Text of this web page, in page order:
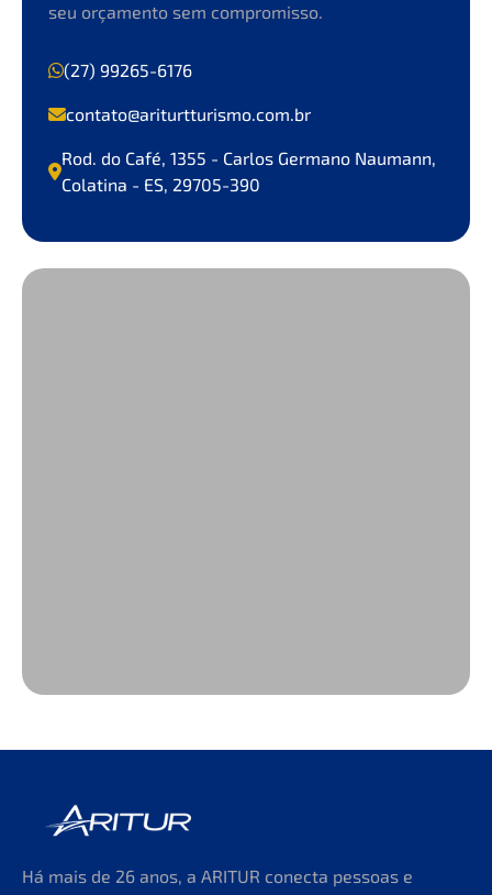
seu orçamento sem compromisso.
(27) 99265-6176
contato@ariturtturismo.com.br
Rod. do Café, 1355 - Carlos Germano Naumann,
Colatina - ES, 29705-390
Há mais de 26 anos, a ARITUR conecta pessoas e